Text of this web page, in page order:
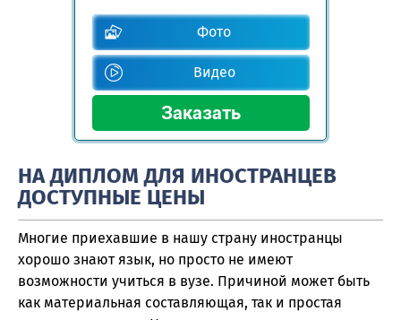
Фото
Видео
НА ДИПЛОМ ДЛЯ ИНОСТРАНЦЕВ
ДОСТУПНЫЕ ЦЕНЫ
Многие приехавшие в нашу страну иностранцы
хорошо знают язык, но просто не имеют
возможности учиться в вузе. Причиной может быть
как материальная составляющая, так и простая